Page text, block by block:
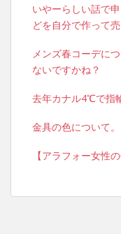
いやーらしい話で
どを自分で作って
メンズ春コーデに
ないですかね？
去年カナル4℃で指
金具の色について。
【アラフォー女性